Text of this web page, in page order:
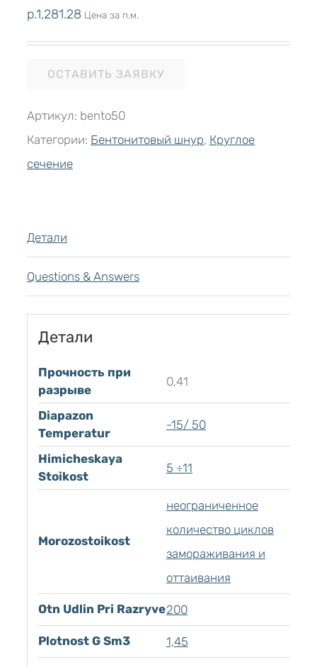
р.1,281.28 Цена за п.м.
ОСТАВИТЬ ЗАЯВКУ
Артикул: bento50
Категории: Бентонитовый шнур, Круглое
сечение
Детали
Questions & Answers
Детали
Прочность при
разрыве
0,41
Diapazon
Temperatur
-15/ 50
Himicheskaya
Stoikost
5 ÷11
Morozostoikost
неограниченное
количество циклов
замораживания и
оттаивания
Otn Udlin Pri Razryve200
Plotnost G Sm3 1,45